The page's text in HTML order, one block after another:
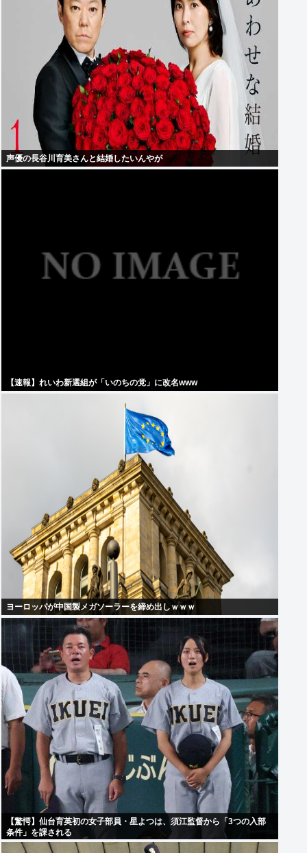
声優の長谷川育美さんと結婚したいんやが
【速報】れいわ新選組が「いのちの党」に改名www
ヨーロッパが中国製メガソーラーを締め出しｗｗｗ
【驚愕】仙台育英初の女子部員・星よつは、須江監督から「3つの入部
条件」を課される